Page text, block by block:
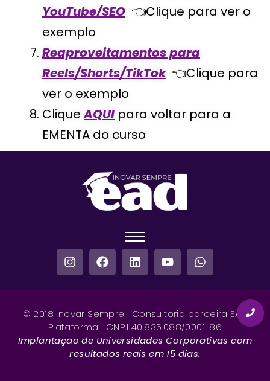
YouTube/SEO 👈Clique para ver o
exemplo
Reaproveitamentos para
Reels/Shorts/TikTok👈Clique para
ver o exemplo
CliqueAQUI para voltar para a
EMENTA do curso
© 2018 Inovar Sempre | Consultoria parceira EAD
Plataforma | CNPJ 40.835.088/0001-86
Implantação de Universidades Corporativas com
resultados reais em 15 dias.